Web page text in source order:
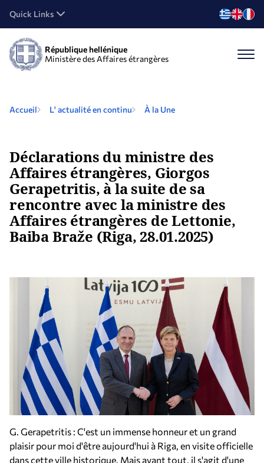
Quick Links
République hellénique
Ministère des Affaires étrangères
Accueil L' actualité en continu À la Une
Déclarations du ministre des
Affaires étrangères, Giorgos
Gerapetritis, à la suite de sa
rencontre avec la ministre des
Affaires étrangères de Lettonie,
Baiba Braže (Riga, 28.01.2025)
G. Gerapetritis : C'est un immense honneur et un grand
plaisir pour moi d'être aujourd'hui à Riga, en visite officielle
dans cette ville historique. Mais avant tout, il s'agit d'une